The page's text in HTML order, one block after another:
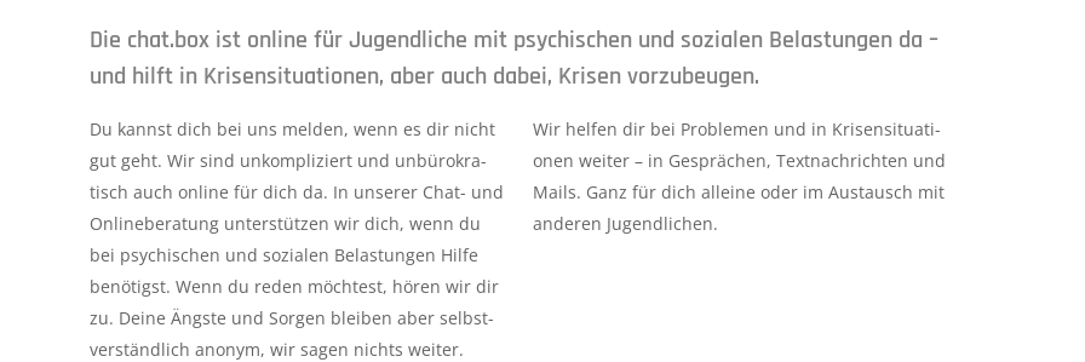
Die chat.box ist online für Jugendliche mit psychischen und sozialen Belastungen da –
und hilft in Krisensituationen, aber auch dabei, Krisen vorzubeugen.
Du kannst dich bei uns melden, wenn es dir nicht
gut geht. Wir sind unkompliziert und unbürokra-
tisch auch online für dich da. In unserer Chat- und
Online­beratung unterstützen wir dich, wenn du
bei psychischen und sozialen Belastungen Hilfe
be­nö­tigst. Wenn du reden möchtest, hören wir dir
zu. Deine Ängste und Sorgen bleiben aber selbst­
ver­ständlich anonym, wir sagen nichts weiter.
Wir helfen dir bei Problemen und in Krisensitua­ti­
onen weiter – in Gesprächen, Textnachrichten und
Mails. Ganz für dich alleine oder im Austausch mit
ander­en Jugendlichen.